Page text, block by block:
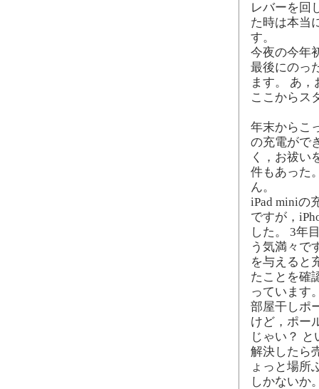
レバーを回
た時は本当
す。
今夜の今年
最後にのっ
ます。 あ
ここからス
年末からこ
の充電がで
く，お祓い
件もあった
ん。
iPad miniの
ですが，
した。 3年
う気満々で
を与えると
たことを確
っています
部屋干しポ
けど，ポー
じゃい？
解決したら
ょっと場所
しかないか